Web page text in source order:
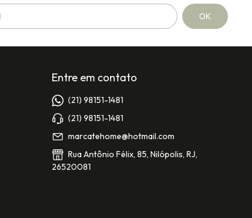
Entre em contato
(21) 98151-1481
(21) 98151-1481
marcatehome@hotmail.com
Rua Antônio Félix, 85, Nilópolis, RJ,
26520081